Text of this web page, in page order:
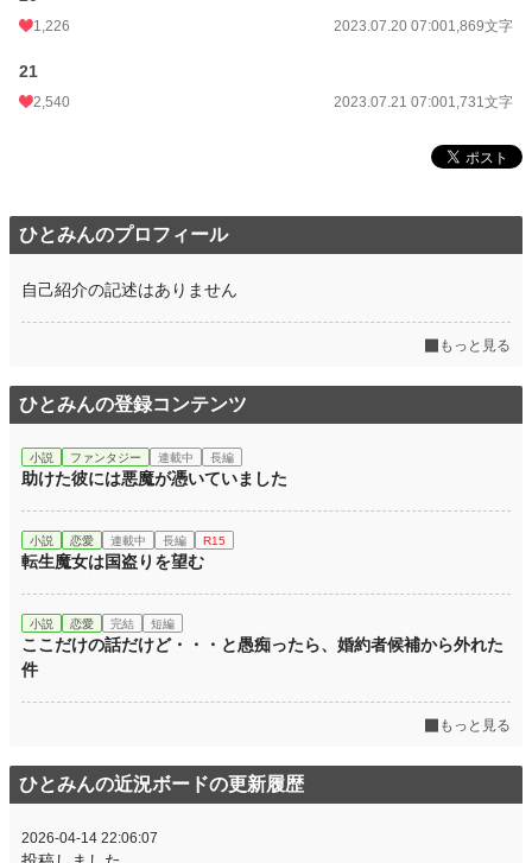
1,226 2023.07.20 07:001,869文字
21
2,540 2023.07.21 07:001,731文字
ひとみんのプロフィール
自己紹介の記述はありません
もっと見る
ひとみんの登録コンテンツ
小説 ファンタジー 連載中 長編
助けた彼には悪魔が憑いていました
小説 恋愛 連載中 長編 R15
転生魔女は国盗りを望む
小説 恋愛 完結 短編
ここだけの話だけど・・・と愚痴ったら、婚約者候補から外れた
件
もっと見る
ひとみんの近況ボードの更新履歴
2026-04-14 22:06:07